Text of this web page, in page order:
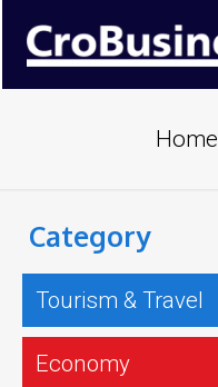
Home
Category
Tourism & Travel
Economy